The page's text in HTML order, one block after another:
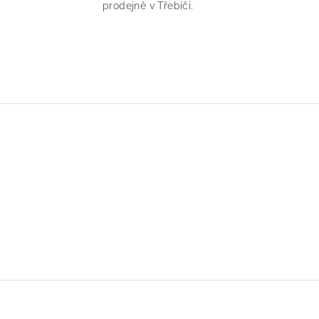
prodejně v Třebíči.